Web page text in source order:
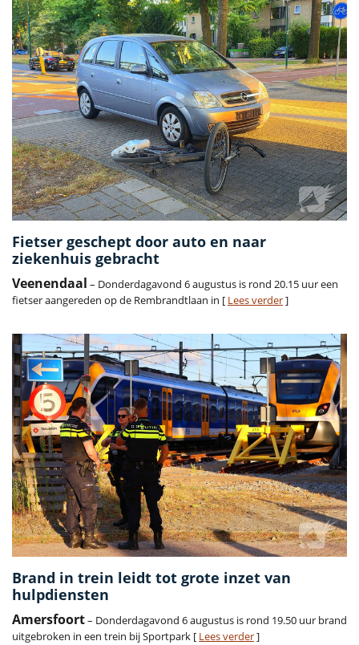
Fietser geschept door auto en naar
ziekenhuis gebracht
Veenendaal – Donderdagavond 6 augustus is rond 20.15 uur een
fietser aangereden op de Rembrandtlaan in [ Lees verder]
Brand in trein leidt tot grote inzet van
hulpdiensten
Amersfoort– Donderdagavond 6 augustus is rond 19.50 uur brand
uitgebroken in een trein bij Sportpark [ Lees verder]